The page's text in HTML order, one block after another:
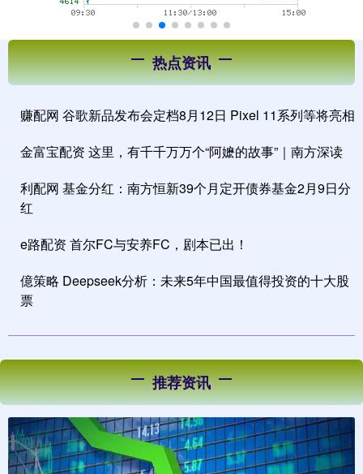
热点资讯
赚配网 谷歌新品发布会定档8月12日 Pixel 11系列等将亮相
金富宝配资 这里，有千千万万个“阿嬷的故事”｜南方深读
利配网 基金分红：南方恒新39个月定开债券基金2月9日分
红
e路配资 首尔FC与安养FC，剧本已出！
億策略 Deepseek分析：未来5年中国最值得投资的十大股
票
推荐资讯